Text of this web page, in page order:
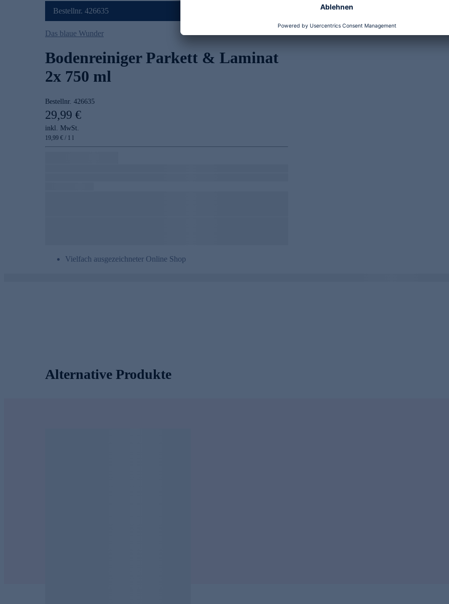
Bestellnr. 426635
Das blaue Wunder
Bodenreiniger Parkett & Laminat
2x 750 ml
Bestellnr. 426635
29,99 €
inkl. MwSt.
19,99 € / 1 l
Vielfach ausgezeichneter Online Shop
Alternative Produkte